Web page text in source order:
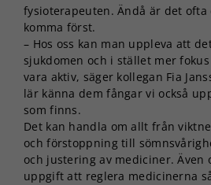
fysioterapeuten. Ändå är det
komma först.
– Hos oss kan man uppleva att
sjukdomen och i stället mer
vara aktiv, säger kollegan Fia
lär känna dem fångar vi också
som finns.
Det kan handla om allt från
och förstoppning till
och justering av mediciner. Även
uppgift att reglera medicinerna